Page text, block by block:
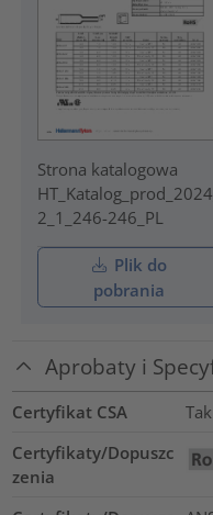
Strona katalogowa
HT_Katalog_prod_2024_
2_1_246-246_PL
Plik do
pobrania
Aprobaty i
Certyfikat CSA
Tak
Certyfikaty/Dopuszc
zenia